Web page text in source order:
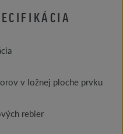
v ložnej ploche prvku
rebier